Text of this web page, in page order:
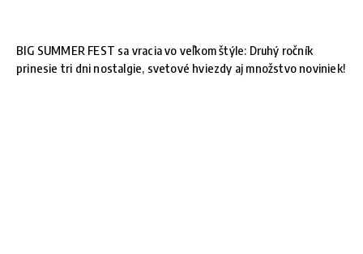
BIG SUMMER FEST sa vracia vo veľkom štýle: Druhý ročník
prinesie tri dni nostalgie, svetové hviezdy aj množstvo noviniek!